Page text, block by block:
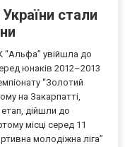
стали
“Альфа” увійшла до
юнаків 2012–2013
“Золотий
на Закарпатті,
дійшли до
місці серед 11
молодіжна ліга”